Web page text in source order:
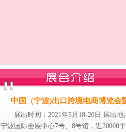
中国（宁波)出口跨境电商博览会
展出时间：2021年5月18-20日 展出地
宁波国际会展中心7号、8号馆，近20000